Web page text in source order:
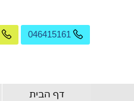
046415161
דף הבית